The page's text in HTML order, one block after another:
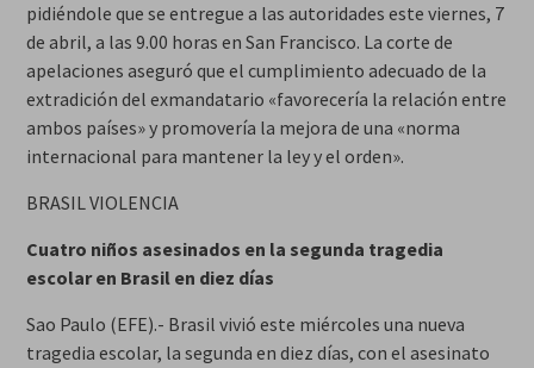
pidiéndole que se entregue a las autoridades este viernes, 7
de abril, a las 9.00 horas en San Francisco. La corte de
apelaciones aseguró que el cumplimiento adecuado de la
extradición del exmandatario «favorecería la relación entre
ambos países» y promovería la mejora de una «norma
internacional para mantener la ley y el orden».
BRASIL VIOLENCIA
Cuatro niños asesinados en la segunda tragedia
escolar en Brasil en diez días
Sao Paulo (EFE).- Brasil vivió este miércoles una nueva
tragedia escolar, la segunda en diez días, con el asesinato